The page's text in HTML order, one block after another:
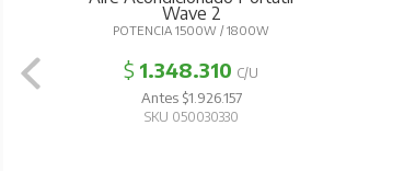
Wave 2
POTENCIA 1500W / 1800W
$1.348.310 C/U
Antes $1.926.157
SKU 050030330